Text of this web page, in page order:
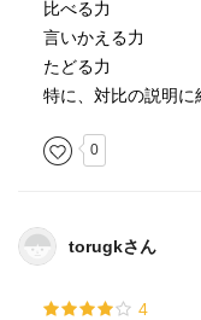
比べる力
言いかえる力
たどる力
特に、対比の説明に
0
torugkさん
4